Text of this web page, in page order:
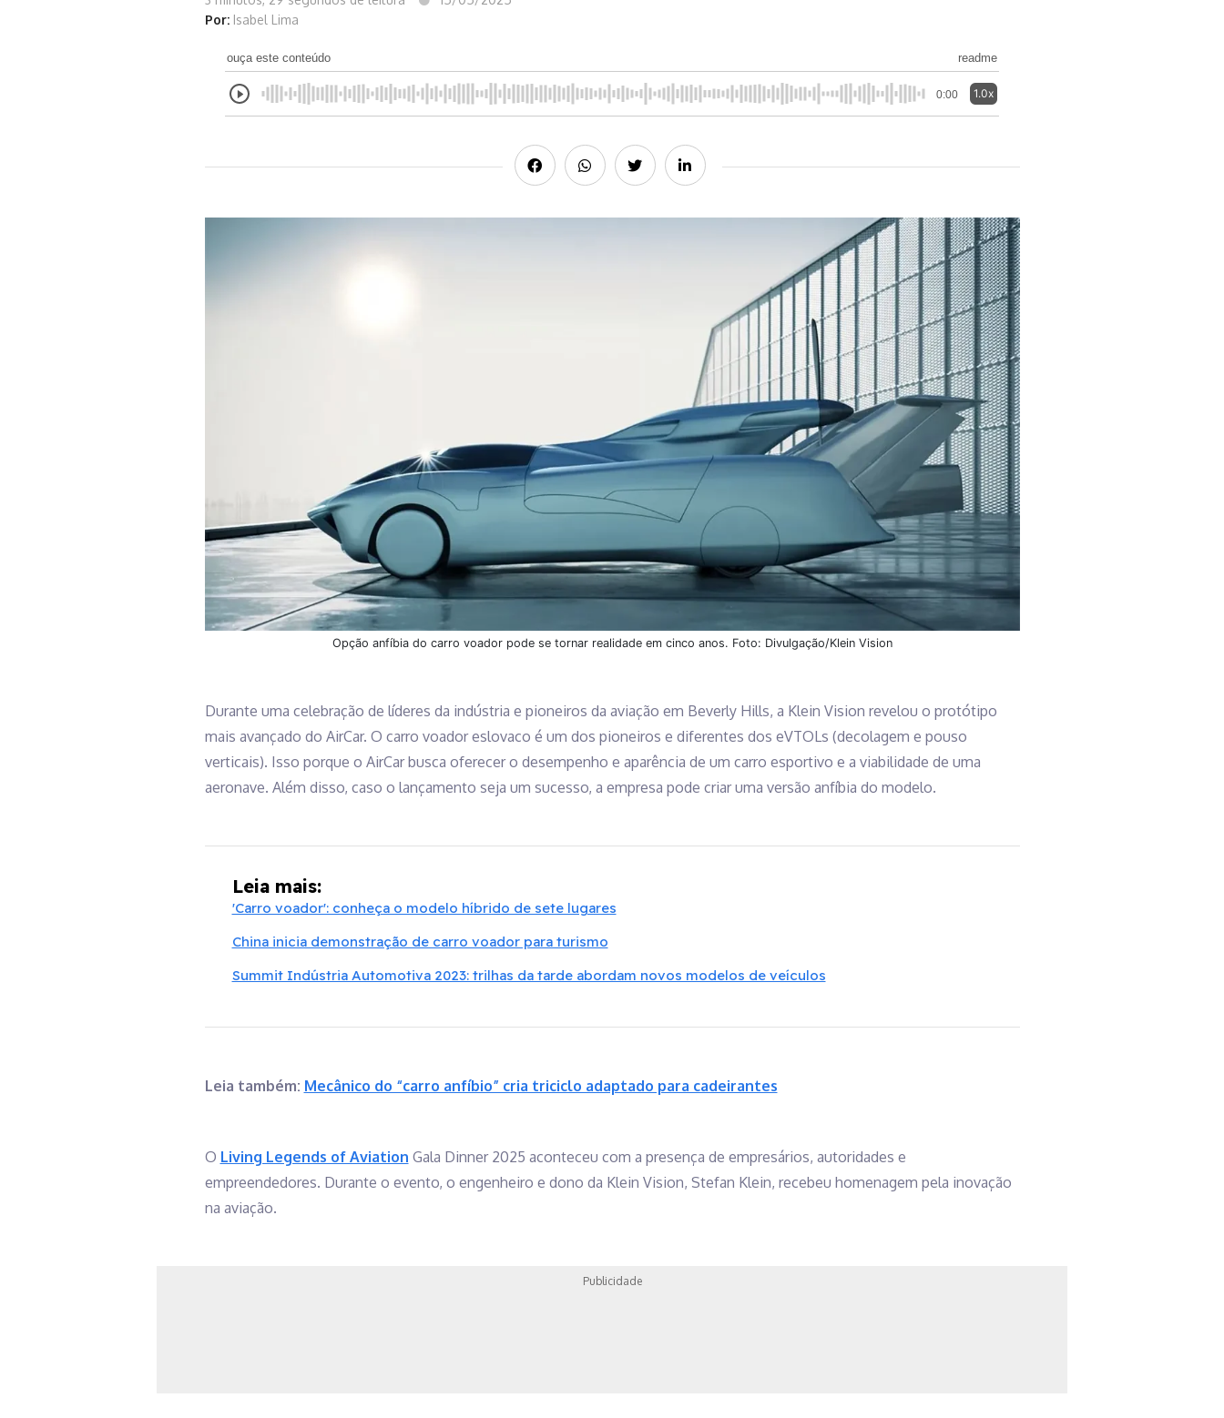
Por: Isabel Lima
ouça este conteúdo readme
0:00 1.0x
Opção anfíbia do carro voador pode se tornar realidade em cinco anos. Foto: Divulgação/Klein Vision
Durante uma celebração de líderes da indústria e pioneiros da aviação em Beverly Hills, a Klein Vision revelou o protótipo
mais avançado do AirCar. O carro voador eslovaco é um dos pioneiros e diferentes dos eVTOLs (decolagem e pouso
verticais). Isso porque o AirCar busca oferecer o desempenho e aparência de um carro esportivo e a viabilidade de uma
aeronave. Além disso, caso o lançamento seja um sucesso, a empresa pode criar uma versão anfíbia do modelo.
Leia mais:
'Carro voador': conheça o modelo híbrido de sete lugares
China inicia demonstração de carro voador para turismo
Summit Indústria Automotiva 2023: trilhas da tarde abordam novos modelos de veículos
Leia também: Mecânico do “carro anfíbio” cria triciclo adaptado para cadeirantes
O Living Legends of Aviation Gala Dinner 2025 aconteceu com a presença de empresários, autoridades e
empreendedores. Durante o evento, o engenheiro e dono da Klein Vision, Stefan Klein, recebeu homenagem pela inovação
na aviação.
Publicidade